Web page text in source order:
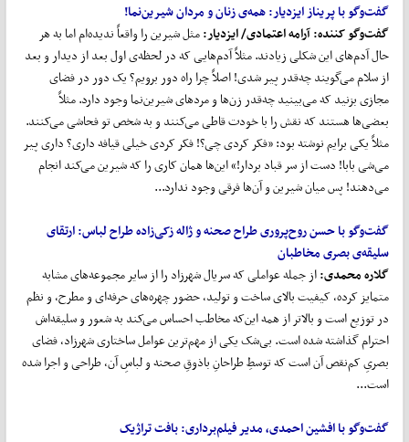
گفتوگو با پریناز ایزدیار: همه‌ی زنان و مردان شیرین‌نما!
گفت‌و‌گو کننده:آرامه اعتمادی/ ایزدیار:مثل شیرین را واقعاً ندیده‌ام اما به هر
حال آدم‌های این شکلی زیادند. مثلاً آدم‌هایی که در لحظه‌ی اول بعد از دیدار و بعد
از سلام می‌گویند چه‌قدر پیر شدی! اصلاً چرا راه دور برویم؟ یک دور در فضای
مجازی بزنید که می‌بینید چه‌قدر زن‌ها و مردهای شیرین‌نما وجود دارد. مثلاً
بعضی‌ها هستند که نقش را با خودت قاطی می‌کنند و به شخص تو فحاشی می‌کنند.
مثلاً یکی برایم نوشته بود: «فکر کردی چی؟! فکر کردی خیلی قیافه داری؟ داری پیر
می‌شی بابا! دست از سر قباد بردار!» این‌ها همان کاری را که شیرین می‌کند انجام
می‌دهند! پس میان شیرین و آن‌ها فرقی وجود ندارد...
گفتوگو با حسن روحپروری طراح صحنه و ژاله زکیزاده طراح لباس:ارتقای
سلیقه‌یبصری مخاطبان
گلاره محمدی:از جمله عواملی که سریال شهرزاد را از سایر مجموعه‌های مشابه
متمایز کرده، کیفیت بالای ساخت و تولید، حضور چهره‌های حرفه‌ای و مطرح‌، و نظم
در توزیع است و بالاتر از همه این‌که مخاطب احساس می‌کند به شعور و سلیقه‌اش
احترام گذاشته شده است. بی‌شک یکی از مهم‌ترین عوامل ساختاری شهرزاد، فضای
بصریِ کم‌نقص آن است که توسطِ طراحانِ باذوقِ صحنه و لباسِ آن، طراحی و اجرا شده
است...
گفتوگو با افشین احمدی، مدیر فیلمبرداری:بافت تراژیک